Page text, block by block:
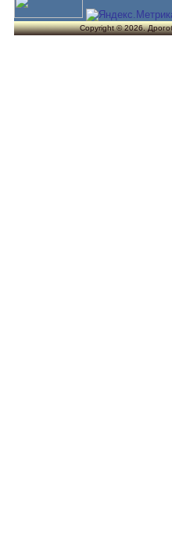
Copyright © 2026.